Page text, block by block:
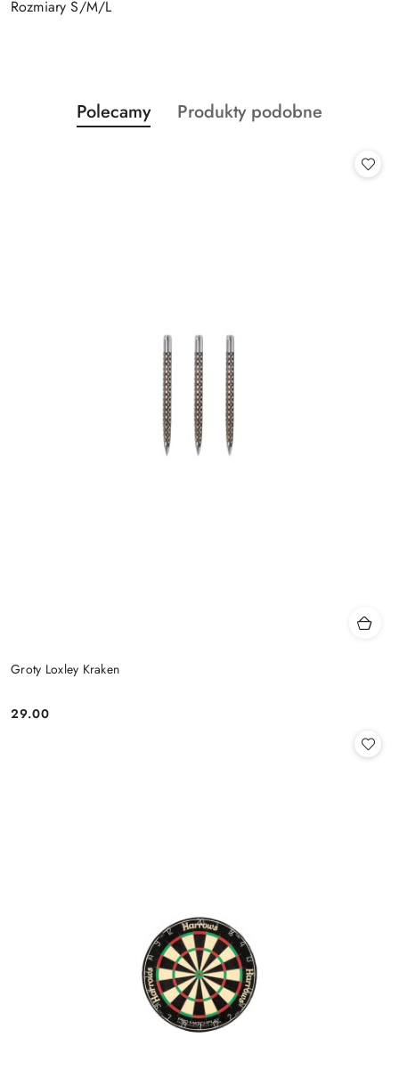
Rozmiary S/M/L
Pomiń karuzelę produktów
Produkty
o
Polecamy
Produkty
Produkty podobne
Groty Loxley Kraken
Cena:
29.00